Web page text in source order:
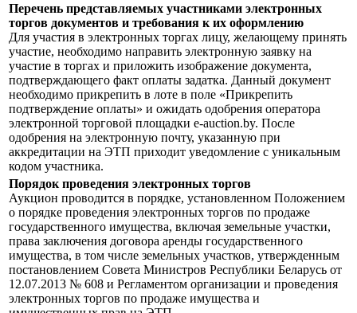
Перечень представляемых участниками электронных
торгов документов и требования к их оформлению
Для участия в электронных торгах лицу, желающему принять
участие, необходимо направить электронную заявку на
участие в торгах и приложить изображение документа,
подтверждающего факт оплаты задатка. Данный документ
необходимо прикрепить в лоте в поле «Прикрепить
подтверждение оплаты» и ожидать одобрения оператора
электронной торговой площадки e-auction.by. После
одобрения на электронную почту, указанную при
аккредитации на ЭТП приходит уведомление с уникальным
кодом участника.
Порядок проведения электронных торгов
Аукцион проводится в порядке, установленном Положением
о порядке проведения электронных торгов по продаже
государственного имущества, включая земельные участки,
права заключения договора аренды государственного
имущества, в том числе земельных участков, утвержденным
постановлением Совета Министров Республики Беларусь от
12.07.2013 № 608 и Регламентом организации и проведения
электронных торгов по продаже имущества и